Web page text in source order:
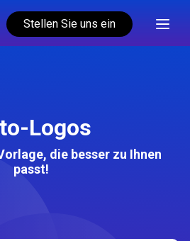
Stellen Sie uns ein
Logos
die besser zu Ihnen
passt!